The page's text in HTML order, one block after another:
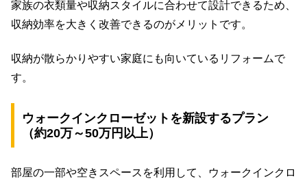
家族の衣類量や収納スタイルに合わせて設計できるため、
収納効率を大きく改善できるのがメリットです。
収納が散らかりやすい家庭にも向いているリフォームで
す。
ウォークインクローゼットを新設するプラン
（約20万～50万円以上）
部屋の一部や空きスペースを利用して、ウォークインクロ